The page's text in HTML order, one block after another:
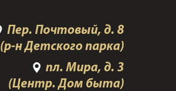
Пер. Почтовый, д. 8
(р-н Детского парка)
пл. Мира, д. 3
(Центр. Дом быта)